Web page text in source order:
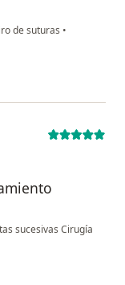
de suturas •
sucesivas Cirugía